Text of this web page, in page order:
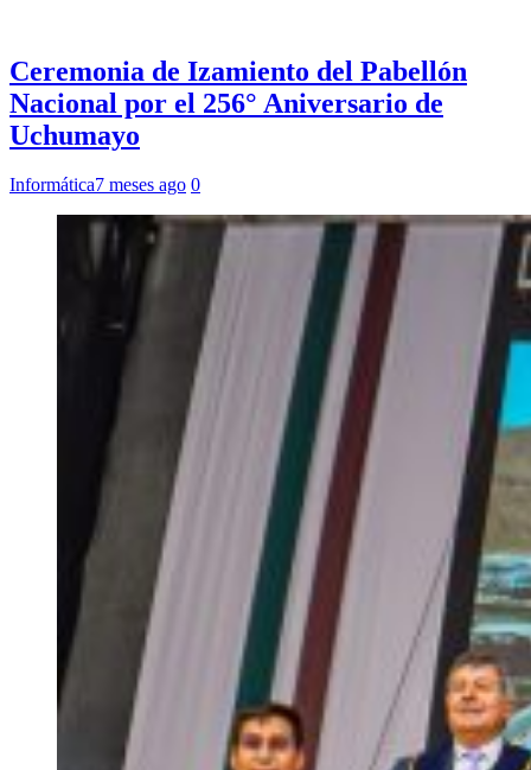
Ceremonia de Izamiento del Pabellón
Nacional por el 256° Aniversario de
Uchumayo
Informática7 meses ago 0